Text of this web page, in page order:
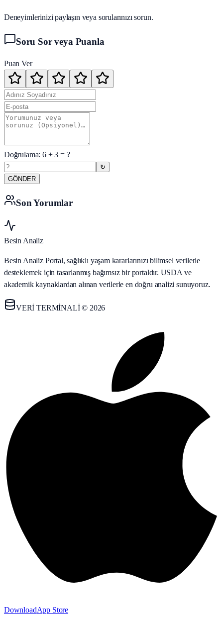
Deneyimlerinizi paylaşın veya sorularınızı sorun.
Soru Sor veya Puanla
Puan Ver
Doğrulama:6+3 = ?
↻
GÖNDER
Son Yorumlar
Besin Analiz
Besin Analiz Portal, sağlıklı yaşam kararlarınızı bilimsel verilerle
desteklemek için tasarlanmış bağımsız bir portaldır. USDA ve
akademik kaynaklardan alınan verilerle en doğru analizi sunuyoruz.
VERİ TERMİNALİ © 2026
DownloadApp Store